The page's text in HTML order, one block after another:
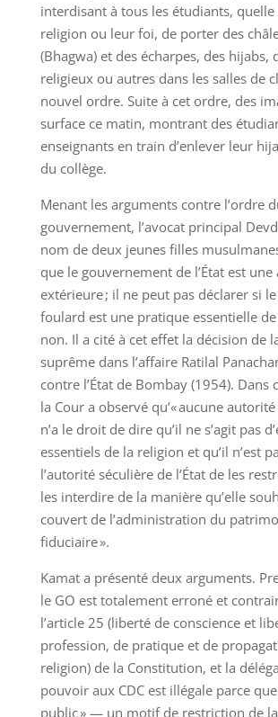
interdisant à tous les étudiants,
religion ou leur foi, de porter des
(Bhagwa) et des écharpes, des hijabs,
religieux ou autres dans les salles de
nouvel ordre. Suite à cet ordre, des
surface ce matin, montrant des
enseignants en train d’enlever leur
du collège.
Menant les arguments contre l’ordre
gouvernement, l’avocat principal
nom de deux jeunes filles
que le gouvernement de l’État est
extérieure ; il ne peut pas déclarer si
foulard est une pratique essentielle
non. Il a cité à cet effet la décision de
suprême dans l’affaire Ratilal
contre l’État de Bombay (1954). Dans
la Cour a observé qu’« aucune
n’a le droit de dire qu’il ne s’agit pas
essentiels de la religion et qu’il n’est
l’autorité séculière de l’État de les
les interdire de la manière qu’elle
couvert de l’administration du
fiduciaire ».
Kamat a présenté deux arguments.
le GO est totalement erroné et
l’article 25 (liberté de conscience et
profession, de pratique et de
religion) de la Constitution, et la
pouvoir aux CDC est illégale parce que
public » — un motif de restriction de